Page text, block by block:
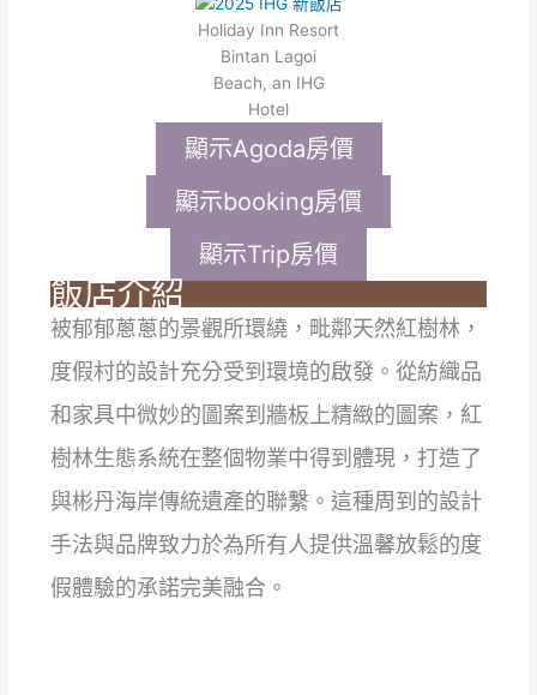
Holiday Inn Resort
Bintan Lagoi
Beach, an IHG
Hotel
顯示Agoda房價
顯示booking房價
顯示Trip房價
飯店介紹
被郁郁蔥蔥的景觀所環繞，毗鄰天然紅樹林，
度假村的設計充分受到環境的啟發。從紡織品
和家具中微妙的圖案到牆板上精緻的圖案，紅
樹林生態系統在整個物業中得到體現，打造了
與彬丹海岸傳統遺產的聯繫。這種周到的設計
手法與品牌致力於為所有人提供溫馨放鬆的度
假體驗的承諾完美融合。